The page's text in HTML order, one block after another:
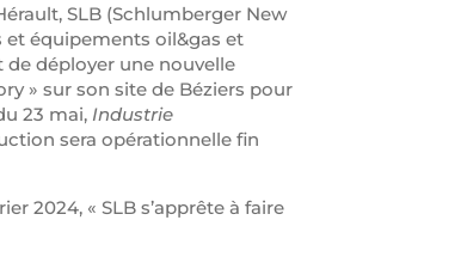
SLB (Schlumberger New
et équipements oil&gas et
déployer une nouvelle
» sur son site de Béziers pour
23 mai, Industrie
sera opérationnelle fin
2024, « SLB s’apprête à faire